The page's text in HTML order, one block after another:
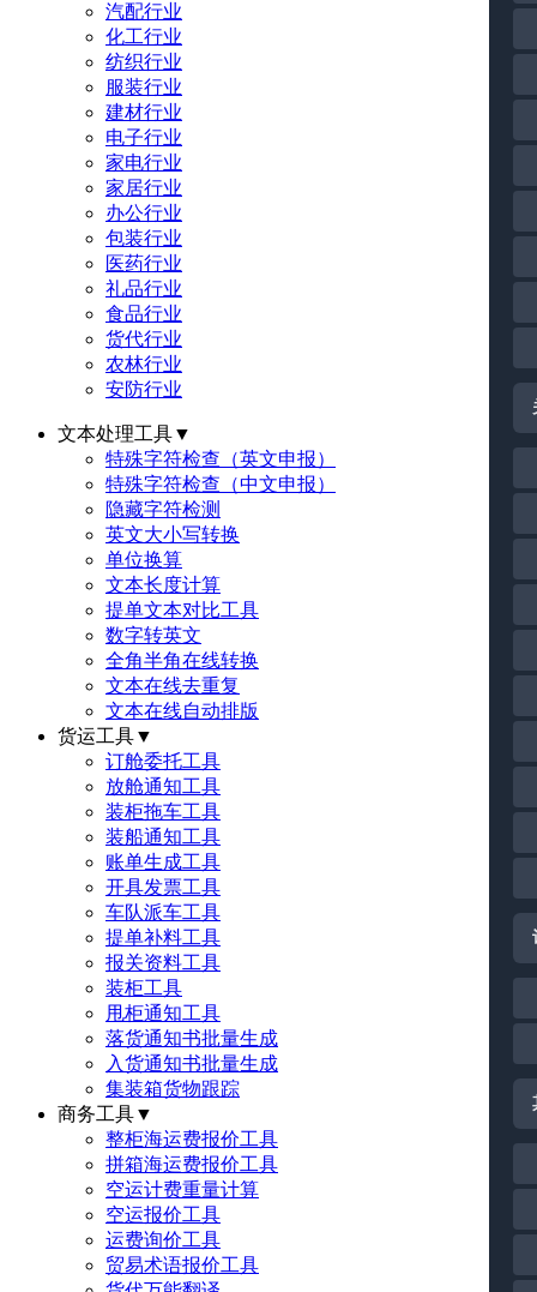
汽配行业
化工行业
纺织行业
服装行业
建材行业
电子行业
家电行业
家居行业
办公行业
包装行业
医药行业
礼品行业
食品行业
货代行业
农林行业
安防行业
文本处理工具▼
特殊字符检查（英文申报）
特殊字符检查（中文申报）
隐藏字符检测
英文大小写转换
单位换算
文本长度计算
提单文本对比工具
数字转英文
全角半角在线转换
文本在线去重复
文本在线自动排版
货运工具▼
订舱委托工具
放舱通知工具
装柜拖车工具
装船通知工具
账单生成工具
开具发票工具
车队派车工具
提单补料工具
报关资料工具
装柜工具
甩柜通知工具
落货通知书批量生成
入货通知书批量生成
集装箱货物跟踪
商务工具▼
整柜海运费报价工具
拼箱海运费报价工具
空运计费重量计算
空运报价工具
运费询价工具
贸易术语报价工具